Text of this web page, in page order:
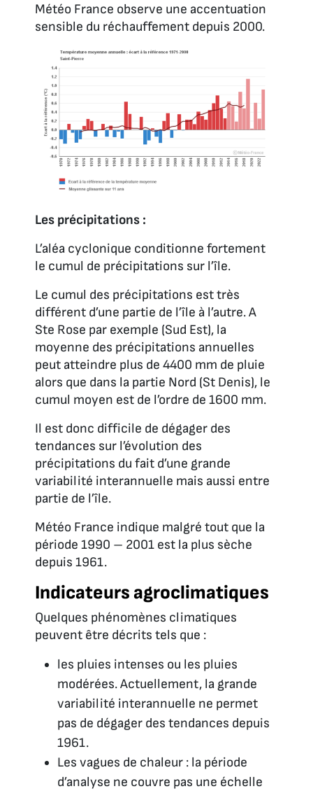
Météo France observe une accentuation
sensible du réchauffement depuis 2000.
Les précipitations :
L’aléa cyclonique conditionne fortement
le cumul de précipitations sur l’île.
Le cumul des précipitations est très
différent d’une partie de l’île à l’autre. A
Ste Rose par exemple (Sud Est), la
moyenne des précipitations annuelles
peut atteindre plus de 4400 mm de pluie
alors que dans la partie Nord (St Denis), le
cumul moyen est de l’ordre de 1600 mm.
Il est donc difficile de dégager des
tendances sur l’évolution des
précipitations du fait d’une grande
variabilité interannuelle mais aussi entre
partie de l’île.
Météo France indique malgré tout que la
période 1990 – 2001 est la plus sèche
depuis 1961.
Indicateurs agroclimatiques
Quelques phénomènes climatiques
peuvent être décrits tels que :
les pluies intenses ou les pluies
modérées. Actuellement, la grande
variabilité interannuelle ne permet
pas de dégager des tendances depuis
1961.
Les vagues de chaleur : la période
d’analyse ne couvre pas une échelle